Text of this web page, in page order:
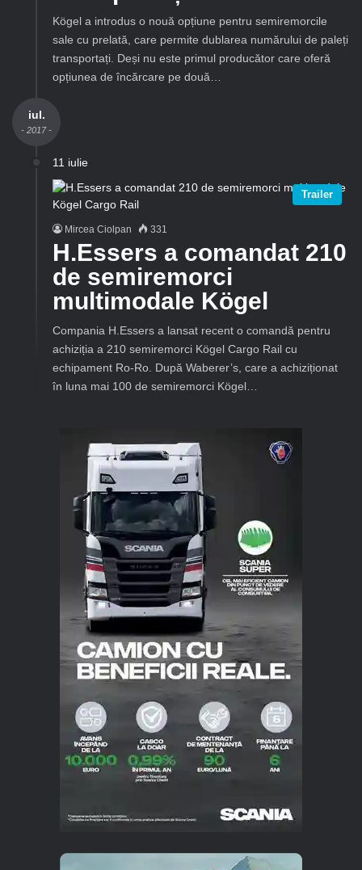
Kögel a introdus o nouă opțiune pentru semiremorcile
sale cu prelată, care permite dublarea numărului de paleți
transportați. Deși nu este primul producător care oferă
opțiunea de încărcare pe două…
iul.
- 2017 -
11 iulie
Trailer
Mircea Ciolpan 331
H.Essers a comandat 210
de semiremorci
multimodale Kögel
Compania H.Essers a lansat recent o comandă pentru
achiziția a 210 semiremorci Kögel Cargo Rail cu
echipament Ro-Ro. După Waberer’s, care a achiziționat
în luna mai 100 de semiremorci Kögel…